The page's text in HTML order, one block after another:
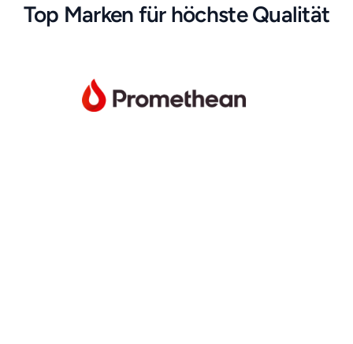
Top Marken für höchste Qualität